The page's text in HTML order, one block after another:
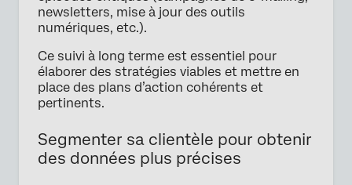
newsletters, mise à jour des outils
numériques, etc.).
Ce suivi à long terme est essentiel pour
élaborer des stratégies viables et mettre en
place des plans d’action cohérents et
pertinents.
Segmenter sa clientèle pour obtenir
des données plus précises